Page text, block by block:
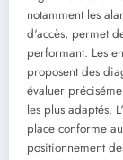
notamment les
d'accès, permet
performant. Les
proposent des
évaluer
les plus adaptés.
place conforme
positionnement